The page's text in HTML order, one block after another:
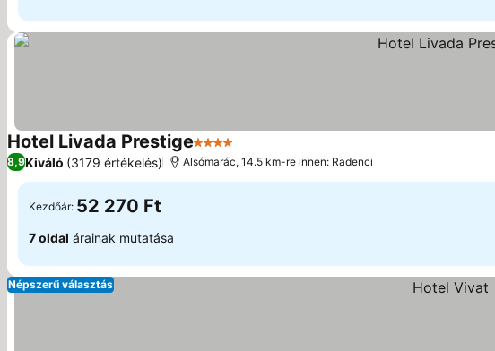
Hotel Livada Prestige4 Kategória
8,9Kiváló (3179 értékelés) Alsómarác, 14.5 km-re innen: Radenci
Kezdőár: 52 270 Ft
7 oldal árainak mutatása
Népszerű választás